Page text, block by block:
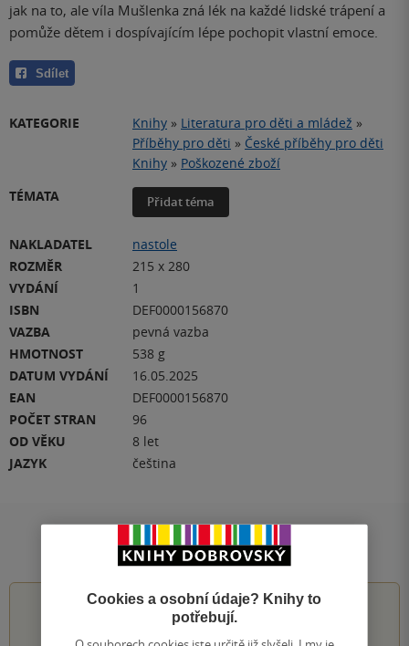
jak na to, ale víla Mušlenka zná lék na každé lidské trápení a
pomůže dětem i dospívajícím lépe pochopit vlastní emoce.
Sdílet
KATEGORIE Knihy » Literatura pro děti a mládež »
Příběhy pro děti » České příběhy pro děti
Knihy » Poškozené zboží
TÉMATA
Přidat téma
NAKLADATEL
nastole
ROZMĚR
215 x 280
VYDÁNÍ
1
ISBN
DEF0000156870
VAZBA
pevná vazba
HMOTNOST
538 g
DATUM VYDÁNÍ
16.05.2025
EAN
DEF0000156870
POČET STRAN
96
OD VĚKU
8 let
JAZYK
čeština
Hodnocení a recenze čtenářů
0.0z5
Cookies a osobní údaje? Knihy to
potřebují.